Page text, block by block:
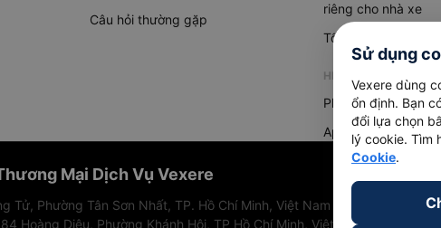
Câu hỏi thường gặp
riêng cho nhà xe
Tổng đài AI
HỆ THỐNG QUẢN LÝ
Phần mềm quản lý
App quản lý hàng
Mại Dịch Vụ Vexere
Tử, Phường Tân Sơn Nhất, TP. Hồ Chí Minh, Việt Nam
Hoàng Diệu, Phường Khánh Hội, TP Hồ Chí Minh, Việt Nam
Sử dụng
Vexere dùng
ổn định. Bạn
đổi lựa chọn
lý cookie. Tìm
Cookie.